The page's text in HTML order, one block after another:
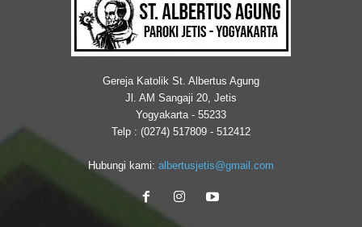
Gereja Katolik St. Albertus Agung
Jl. AM Sangaji 20, Jetis
Yogyakarta - 55233
Telp : (0274) 517809 - 512412
Hubungi kami: albertusjetis@gmail.com